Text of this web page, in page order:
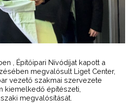
, Építőipari Nívódíjat kapott a
megvalósult Liget Center,
vezető szakmai szervezete
kiemelkedő építészeti,
megvalósítását.